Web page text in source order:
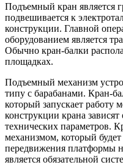
Подъемный кран является
подвешивается к
конструкции. Главной
оборудованием является
Обычно кран-балки
площадках.
Подъемный механизм
типу с барабанами. Кран-
который запускает работу
конструкции крана
технических параметров.
механизмом, который будет
передвижения платформы
является обязательной